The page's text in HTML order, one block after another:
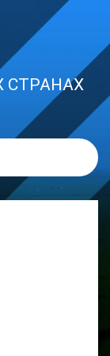
СТРАНАХ